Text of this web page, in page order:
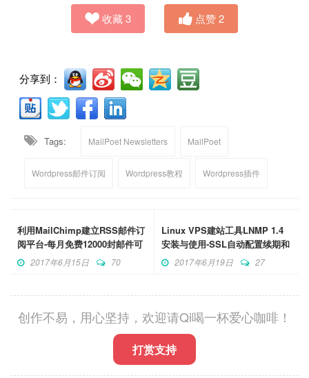
收藏 3 点赞2
分享到：
Tags: MailPoet Newsletters MailPoet
Wordpress邮件订阅 Wordpress教程 Wordpress插件
利用MailChimp建立RSS邮件订
阅平台-每月免费12000封邮件可
加2000用户
2017年6月15日 70
Linux VPS建站工具LNMP 1.4
安装与使用-SSL自动配置续期和
多版本PHP支持
2017年6月19日 27
创作不易，用心坚持，欢迎请Qi喝一杯爱心咖啡！
打赏支持